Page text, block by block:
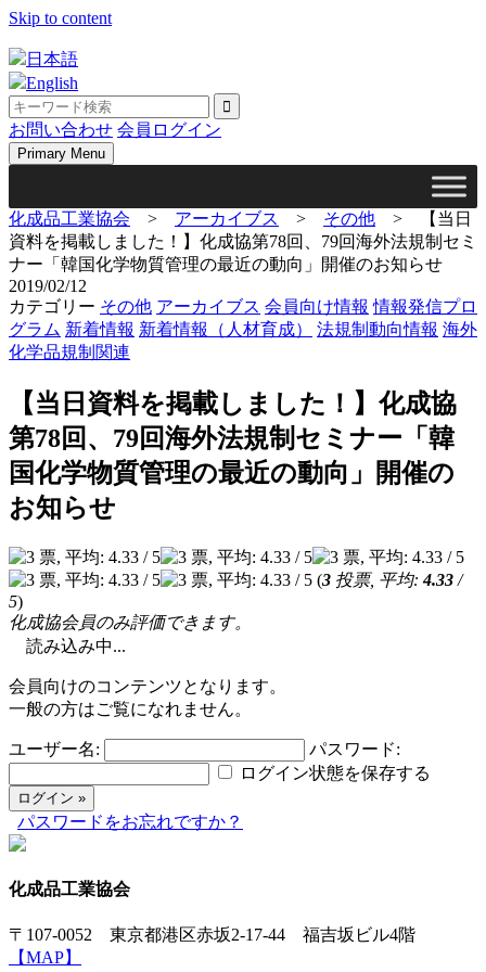
Skip to content
日本語
English
お問い合わせ 会員ログイン
Primary Menu
化成品工業協会 > アーカイブス > その他 >
【当日
資料を掲載しました！】化成協第78回、79回海外法規制セミ
ナー「韓国化学物質管理の最近の動向」開催のお知らせ
2019/02/12
カテゴリー その他 アーカイブス 会員向け情報 情報発信プロ
グラム 新着情報 新着情報（人材育成） 法規制動向情報 海外
化学品規制関連
【当日資料を掲載しました！】化成協
第78回、79回海外法規制セミナー「韓
国化学物質管理の最近の動向」開催の
お知らせ
(3 投票, 平均:4.33 /
5)
化成協会員のみ評価できます。
読み込み中...
会員向けのコンテンツとなります。
一般の方はご覧になれません。
ユーザー名:
パスワード:
ログイン状態を保存する
パスワードをお忘れですか？
化成品工業協会
〒107-0052 東京都港区赤坂2-17-44 福吉坂ビル4階
【MAP】